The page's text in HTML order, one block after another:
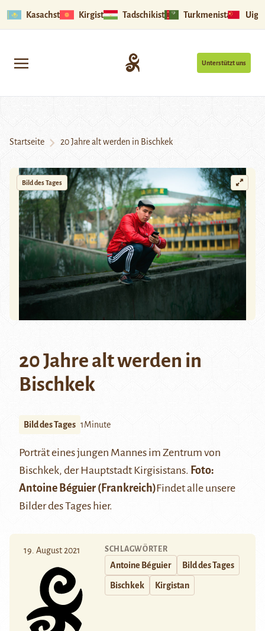
Kasachstan Kirgistan Tadschikistan Turkmenistan
Unterstützt uns
Startseite 20 Jahre alt werden in Bischkek
Bild des Tages
20 Jahre alt werden in
Bischkek
Bild des Tages 1Minute
Porträt eines jungen Mannes im Zentrum von
Bischkek, der Hauptstadt Kirgisistans. Foto:
Antoine Béguier (Frankreich)Findet alle unsere
Bilder des Tages hier.
19. August 2021 SCHLAGWÖRTER
Antoine Béguier Bild des Tages
Bischkek Kirgistan